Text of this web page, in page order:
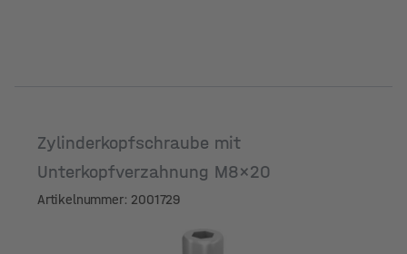
Zylinderkopfschraube mit
Unterkopfverzahnung M8x20
Artikelnummer: 2001729